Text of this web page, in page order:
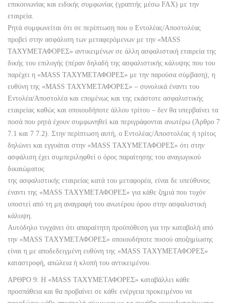
επικοινωνίας και ειδικής συμφωνίας (γραπτής μέσω FAX) με την
εταιρεία.
Ρητά συμφωνείται ότι σε περίπτωση που ο Εντολέας/Αποστολέας
προβεί στην ασφάλιση των μεταφερόμενων με την «MASS
ΤΑΧΥΜΕΤΑΦΟΡΕΣ» αντικειμένων σε άλλη ασφαλιστική εταιρεία της
δικής του επιλογής (πέραν δηλαδή της ασφαλιστικής κάλυψης που του
παρέχει η «MASS ΤΑΧΥΜΕΤΑΦΟΡΕΣ» με την παρούσα σύμβαση), η
ευθύνη της «MASS ΤΑΧΥΜΕΤΑΦΟΡΕΣ» – συνολικά έναντι του
Εντολέα/Αποστολέα και επομένως και της εκάστοτε ασφαλιστικής
εταιρείας καθώς και οποιουδήποτε άλλου τρίτου – δεν θα υπερβαίνει τα
ποσά που ρητά έχουν συμφωνηθεί και περιγράφονται ανωτέρω (Άρθρο 7
7.1 και 7 7.2). Στην περίπτωση αυτή, ο Εντολέας/Αποστολέας ή τρίτος
δηλώνει και εγγυάται στην «MASS ΤΑΧΥΜΕΤΑΦΟΡΕΣ» ότι στην
ασφάλιση έχει συμπεριληφθεί ο όρος παραίτησης του αναγωγικού
δικαιώματος
της ασφαλιστικής εταιρείας κατά του μεταφορέα, είναι δε υπεύθυνος
έναντι της «MASS ΤΑΧΥΜΕΤΑΦΟΡΕΣ» για κάθε ζημιά που τυχόν
υποστεί από τη μη αναγραφή του ανωτέρου όρου στην ασφαλιστική
κάλυψη.
Αυτόδηλο τυγχάνει ότι απαραίτητη προϋπόθεση για την καταβολή από
την «MASS ΤΑΧΥΜΕΤΑΦΟΡΕΣ» οποιουδήποτε ποσού αποζημίωσης
είναι η με αποδεδειγμένη ευθύνη της «MASS ΤΑΧΥΜΕΤΑΦΟΡΕΣ»
καταστροφή, απώλεια ή κλοπή του αντικειμένου.
ΑΡΘΡΟ 9: Η «MASS ΤΑΧΥΜΕΤΑΦΟΡΕΣ» καταβάλλει κάθε
προσπάθεια και θα προβαίνει σε κάθε ενέργεια προκειμένου να